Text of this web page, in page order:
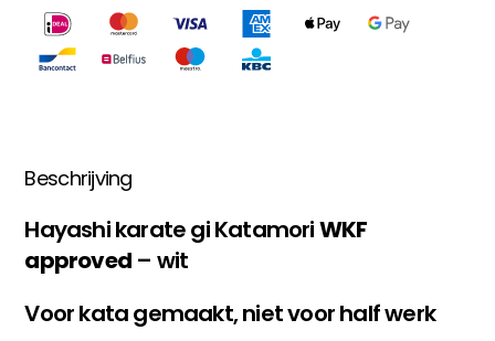
Beschrijving
Hayashi karate gi KatamoriWKF
approved – wit
Voor kata gemaakt, niet voor half werk